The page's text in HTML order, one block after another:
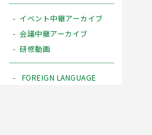
イベント中継アーカイブ
会議中継アーカイブ
研修動画
FOREIGN LANGUAGE